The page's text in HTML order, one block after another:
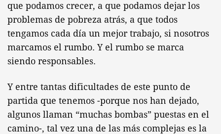
que podamos crecer, a que podamos dejar los
problemas de pobreza atrás, a que todos
tengamos cada día un mejor trabajo, si nosotros
marcamos el rumbo. Y el rumbo se marca
siendo responsables.
Y entre tantas dificultades de este punto de
partida que tenemos -porque nos han dejado,
algunos llaman “muchas bombas” puestas en el
camino-, tal vez una de las más complejas es la